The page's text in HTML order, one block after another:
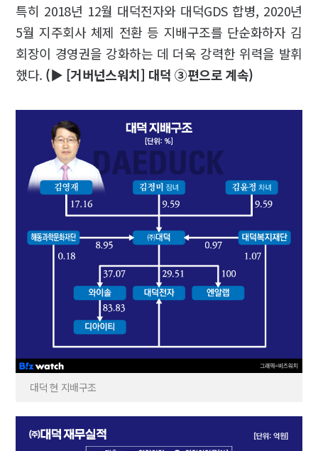
특히 2018년 12월 대덕전자와 대덕GDS 합병, 2020년
5월 지주회사 체제 전환 등 지배구조를 단순화하자 김
회장이 경영권을 강화하는 데 더욱 강력한 위력을 발휘
했다. (▶ [거버넌스워치] 대덕 ③편으로 계속)
대덕 현 지배구조